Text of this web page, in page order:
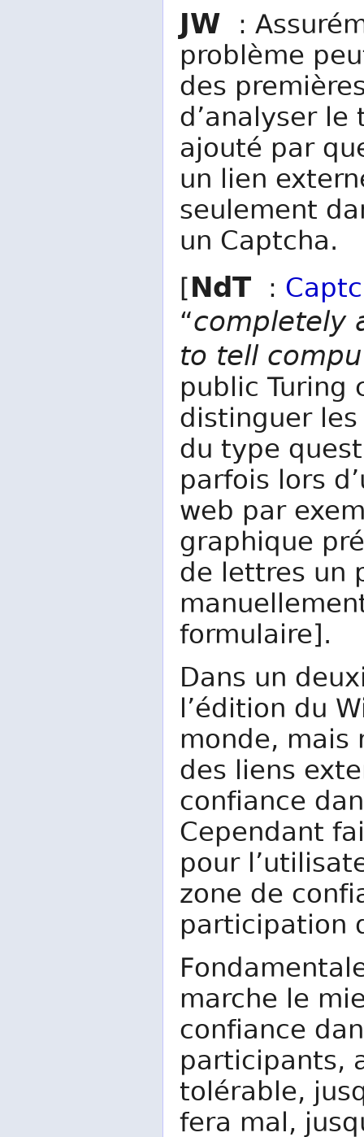
JW :
problème
des
d’analyser
ajouté par
un lien
seulement
un Captcha.
[NdT :
“completely
to tell
public
distinguer
du type
parfois lors
web par
graphique
de lettres un
formulaire].
Dans un
l’édition du
monde, mais
des liens
confiance
Cependant
pour
zone de
participation
marche le
confiance
participants,
tolérable,
fera mal,